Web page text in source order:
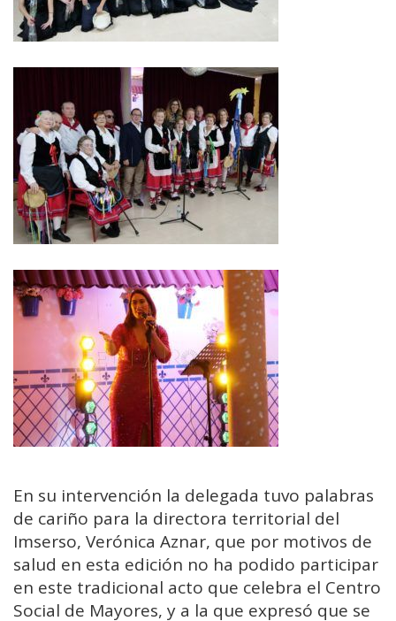
En su intervención la delegada tuvo palabras
de cariño para la directora territorial del
Imserso, Verónica Aznar, que por motivos de
salud en esta edición no ha podido participar
en este tradicional acto que celebra el Centro
Social de Mayores, y a la que expresó que se